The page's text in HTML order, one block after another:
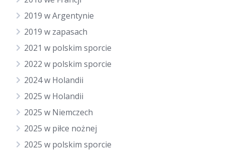
2019 w Argentynie
2019 w zapasach
2021 w polskim sporcie
2022 w polskim sporcie
2024 w Holandii
2025 w Holandii
2025 w Niemczech
2025 w piłce nożnej
2025 w polskim sporcie